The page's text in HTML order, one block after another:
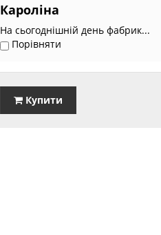
Кароліна
На сьогоднішній день фабрик...
Порівняти
Купити